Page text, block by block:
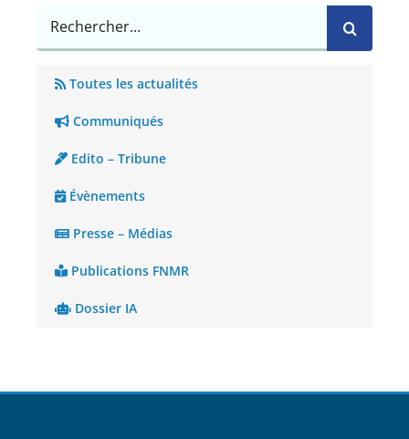
Rechercher
Toutes les actualités
Communiqués
Edito – Tribune
Évènements
Presse – Médias
Publications FNMR
Dossier IA